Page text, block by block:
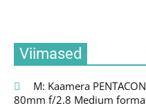
Viimased
M: Kaamera
80mm f/2.8 Medium